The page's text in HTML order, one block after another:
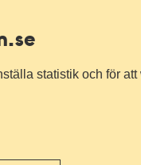
statistik och för